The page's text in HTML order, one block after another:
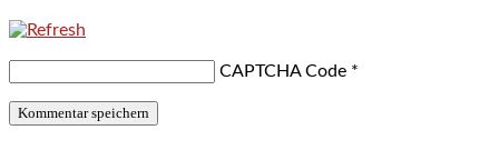
CAPTCHA Code *